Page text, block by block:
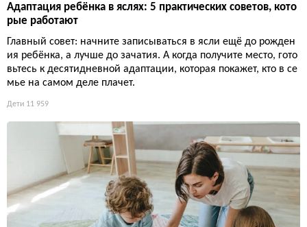
Адаптация ребёнка в яслях: 5 практических советов, кото
рые работают
Главный совет: начните записываться в ясли ещё до рожден
ия ребёнка, а лучше до зачатия. А когда получите место, гото
вьтесь к десятидневной адаптации, которая покажет, кто в се
мье на самом деле плачет.
Дети 11 959